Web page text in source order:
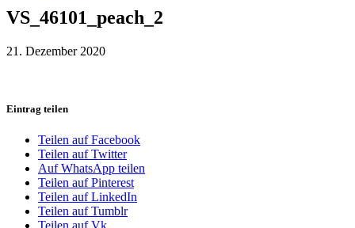
VS_46101_peach_2
21. Dezember 2020
Eintrag teilen
Teilen auf Facebook
Teilen auf Twitter
Auf WhatsApp teilen
Teilen auf Pinterest
Teilen auf LinkedIn
Teilen auf Tumblr